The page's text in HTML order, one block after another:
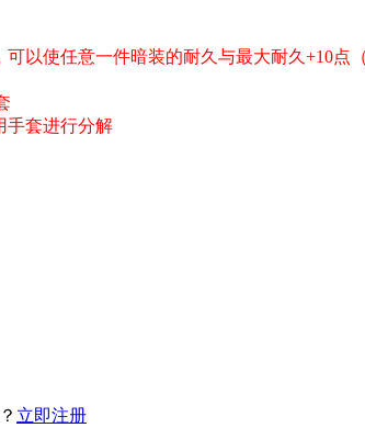
以使任意一件暗装的耐久与最大耐久+10点
手套进行分解
立即注册